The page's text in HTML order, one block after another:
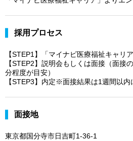
採用プロセス
【STEP1】「マイナビ医療福祉キャリ
【STEP2】説明会もしくは面接（面接
分程度が目安）
【STEP3】内定※面接結果は1週間以内
面接地
東京都国分寺市日吉町1-36-1